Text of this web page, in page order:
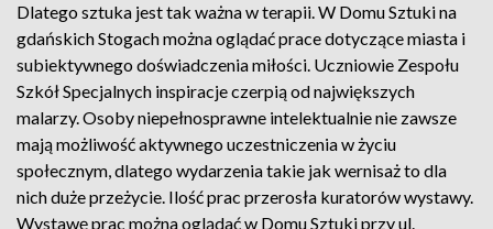
Dlatego sztuka jest tak ważna w terapii. W Domu Sztuki na
gdańskich Stogach można oglądać prace dotyczące miasta i
subiektywnego doświadczenia miłości. Uczniowie Zespołu
Szkół Specjalnych inspiracje czerpią od największych
malarzy. Osoby niepełnosprawne intelektualnie nie zawsze
mają możliwość aktywnego uczestniczenia w życiu
społecznym, dlatego wydarzenia takie jak wernisaż to dla
nich duże przeżycie. Ilość prac przerosła kuratorów wystawy.
Wystawę prac można oglądać w Domu Sztuki przy ul.